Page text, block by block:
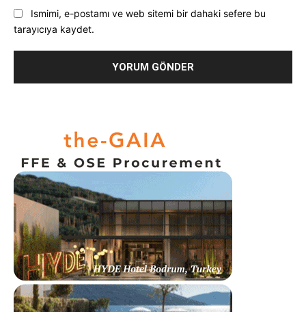
Ismimi, e-postamı ve web sitemi bir dahaki sefere bu
tarayıcıya kaydet.